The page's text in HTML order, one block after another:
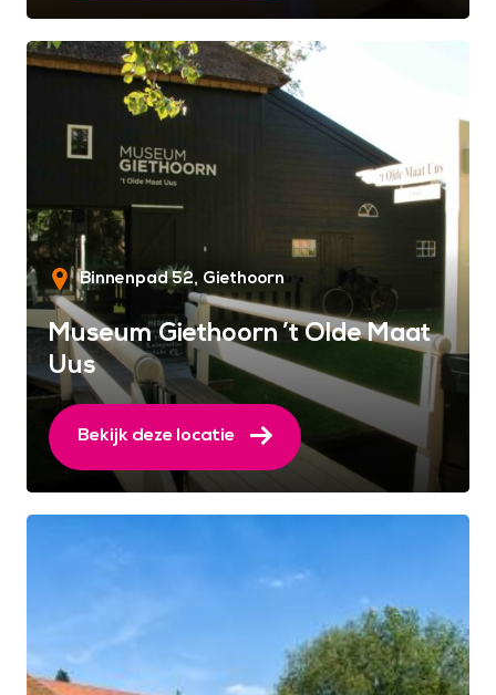
Binnenpad 52 Giethoorn
Museum Giethoorn ’t Olde Maat
Uus
Bekijk deze locatie